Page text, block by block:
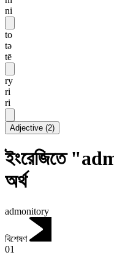
ni
to
tə
tē
ry
ri
ri
Adjective (2)
ইংরেজিতে
অর্থ
admonitory
বিশেষণ
01